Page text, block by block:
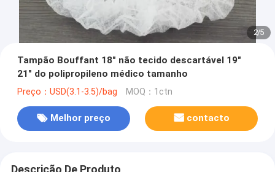
2/5
Tampão Bouffant 18" não tecido descartável 19"
21" do polipropileno médico tamanho
Preço：USD(3.1-3.5)/bag MOQ：1ctn
Melhor preço contacto
Descrição De Produto